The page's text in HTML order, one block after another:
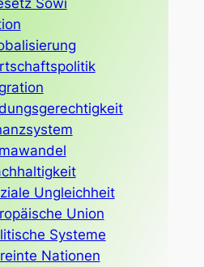
Ungleichheit
Union
Systeme
Nationen